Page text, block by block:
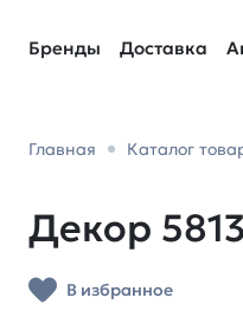
Бренды Доставка
Главная Каталог
Декор
В избранное